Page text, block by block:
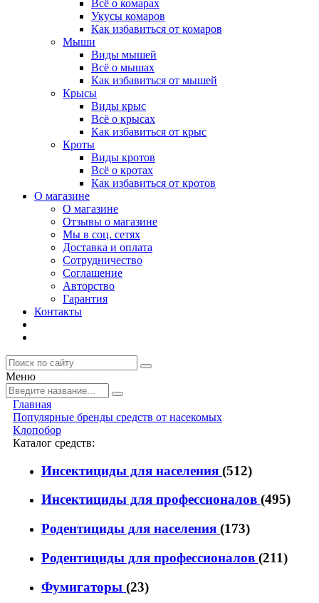
Всё о комарах
Укусы комаров
Как избавиться от комаров
Мыши
Виды мышей
Всё о мышах
Как избавиться от мышей
Крысы
Виды крыс
Всё о крысах
Как избавиться от крыс
Кроты
Виды кротов
Всё о кротах
Как избавиться от кротов
О магазине
О магазине
Отзывы о магазине
Мы в соц. сетях
Доставка и оплата
Сотрудничество
Соглашение
Авторство
Гарантия
Контакты
Меню
Главная
Популярные бренды средств от насекомых
Клопобор
Каталог средств:
Инсектициды для населения (512)
Инсектициды для профессионалов (495)
Родентициды для населения (173)
Родентициды для профессионалов (211)
Фумигаторы (23)